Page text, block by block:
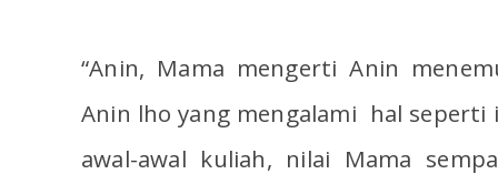
“Anin, Mama mengerti Anin
Anin lho yang mengalami hal seperti
awal-awal kuliah, nilai Mama